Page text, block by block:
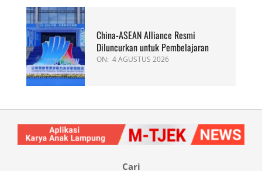
China-ASEAN Alliance Resmi
Diluncurkan untuk Pembelajaran
ON: 4 AGUSTUS 2026
Cari